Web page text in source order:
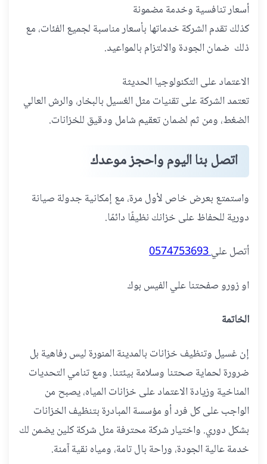
أسعار تنافسية وخدمة مضمونة
كذلك تقدم الشركة خدماتها بأسعار مناسبة لجميع الفئات، مع
ذلك ضمان الجودة والالتزام بالمواعيد.
الاعتماد على التكنولوجيا الحديثة
تعتمد الشركة على تقنيات مثل الغسيل بالبخار، والرش العالي
الضغط، ومن ثم لضمان تعقيم شامل ودقيق للخزانات.
اتصل بنا اليوم واحجز موعدك
واستمتع بعرض خاص لأول مرة، مع إمكانية جدولة صيانة
دورية للحفاظ على خزانك نظيفًا دائمًا.
أتصل علي0574753693
او زورو صفحتنا علي الفيس بوك
الخاتمة
إن غسيل وتنظيف خزانات بالمدينة المنورة ليس رفاهية بل
ضرورة لحماية صحتنا وسلامة بيئتنا. ومع تنامي التحديات
المناخية وزيادة الاعتماد على خزانات المياه، يصبح من
الواجب على كل فرد أو مؤسسة المبادرة بتنظيف الخزانات
بشكل دوري. واختيار شركة محترفة مثل شركة كلين يضمن لك
خدمة عالية الجودة، وراحة بال تامة، ومياه نقية آمنة.